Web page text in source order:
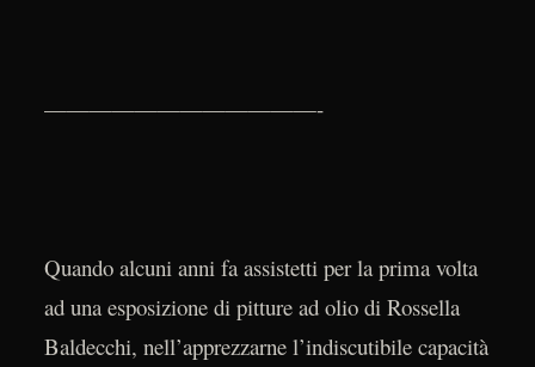
————————————-
Quando alcuni anni fa assistetti per la prima volta
ad una esposizione di pitture ad olio di Rossella
Baldecchi, nell’apprezzarne l’indiscutibile capacità